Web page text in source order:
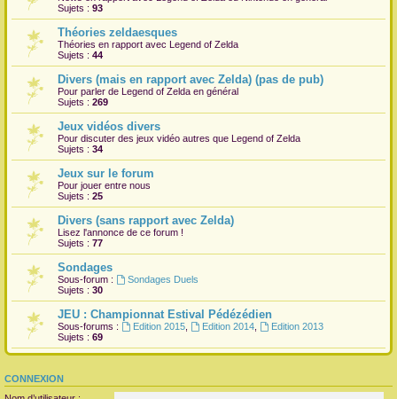
Sujets : 93
Théories zeldaesques
Théories en rapport avec Legend of Zelda
Sujets : 44
Divers (mais en rapport avec Zelda) (pas de pub)
Pour parler de Legend of Zelda en général
Sujets : 269
Jeux vidéos divers
Pour discuter des jeux vidéo autres que Legend of Zelda
Sujets : 34
Jeux sur le forum
Pour jouer entre nous
Sujets : 25
Divers (sans rapport avec Zelda)
Lisez l'annonce de ce forum !
Sujets : 77
Sondages
Sous-forum :
Sondages Duels
Sujets : 30
JEU : Championnat Estival Pédézédien
Sous-forums : Edition 2015, Edition 2014,
Edition 2013
Sujets : 69
CONNEXION